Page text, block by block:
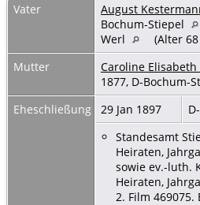
Vater August
Bochum-Stiepel
Werl
(Alter
Mutter
Caroline Elisabeth
1877, D-Bochum-
Eheschließung
29 Jan 1897
Standesamt
Heiraten,
sowie ev.-luth.
Heiraten,
2. Film 469075.